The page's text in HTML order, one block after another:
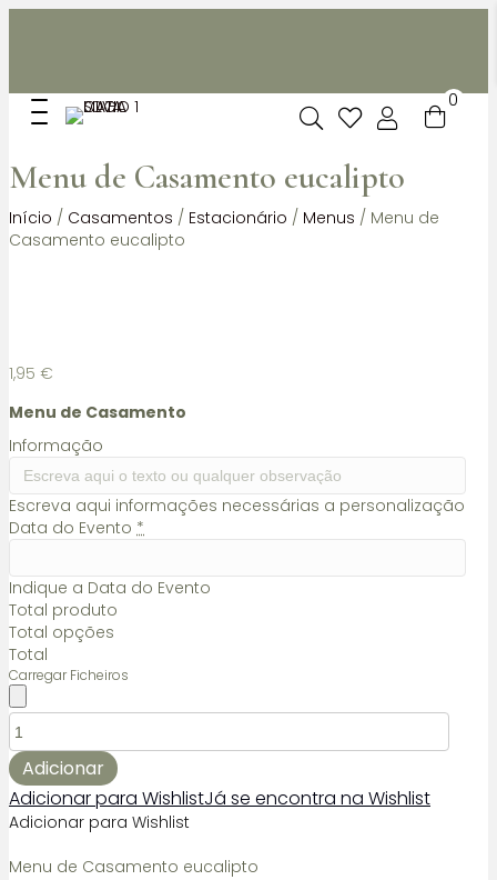
0
Menu de Casamento eucalipto
Início / Casamentos / Estacionário / Menus / Menu de
Casamento eucalipto
1,95 €
Menu de Casamento
Informação
Escreva aqui informações necessárias a personalização
Data do Evento *
Indique a Data do Evento
Total produto
Total opções
Total
Carregar Ficheiros
Quantidade
de
Menu
de
Casamento
eucalipto
Adicionar
Adicionar para WishlistJá se encontra na Wishlist
Adicionar para Wishlist
Menu de Casamento eucalipto